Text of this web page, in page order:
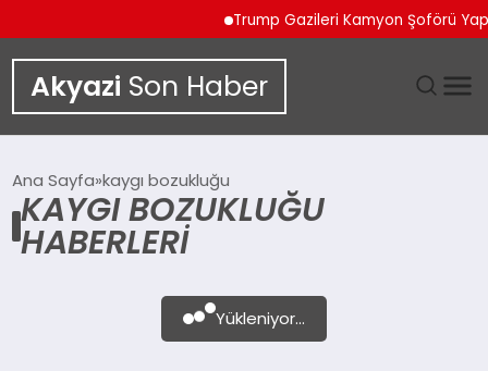
Trump Gazileri Kamyon Şoförü
Akyazi Son Haber
SIYASET
Ana Sayfa kaygı bozukluğu
KAYGI BOZUKLUĞU
HABERLERI
Yükleniyor...